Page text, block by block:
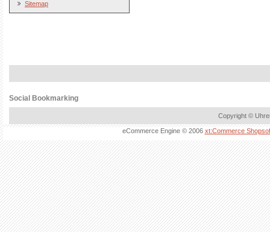
Sitemap
Social Bookmarking
Copyright ©
eCommerce Engine © 2006 xt:Commerce